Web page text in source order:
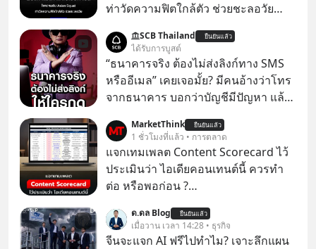
ท่าวัดความฟิตใกล้ตัว ช่วยชะลอวัย
ต่างชาติที่พยายามทำ “Asian Squat”
หรือการนั่งยองแบบคนเอเชีย แต่สุดท้าย
ก็เสียการทรงตัว ล้มหงายหลัง หรือไม่ก็
ต้องยกส้นเท้าขึ้น เพราะไม่สามารถนั่ง
SCB Thailand ยืนยันแล้ว
ได้รับการบูสต์
“ธนาคารจริง ต้องไม่ส่งลิงก์ทาง SMS
หรืออีเมล” เคยเจอมั้ย? มีคนอ้างว่าโทร
จากธนาคาร บอกว่าบัญชีมีปัญหา แล้ว
ทันที มาฟัง “ป้าเก๋าเล่ากลโกง” เพื่อรู้ทัน
มุกหลอกลวงในคราบความน่าเชื่อถือ
กันค่ะ #แก้เกมกลโกง #ป้าเก๋าเล่ากล
โกง #LivesSustainably #อยู่อย่าง
#FraudEducation #FinancialLiteracy
#DigitalBankWithHumanTouch
MarketThink ยืนยันแล้ว
1 ชั่วโมงที่แล้ว • การตลาด
แจกเทมเพลต Content Scorecard ไว้
ประเมินว่า ไอเดียคอนเทนต์นี้ ควรทำ
ต่อ หรือพอก่อน ?
eets/d/1J0ZkTtNLjIWLZaxcK2dVL40i
MZl4127-t4nWawpiK5I/copy
ด.ดล Blog ยืนยันแล้ว
เมื่อวาน เวลา 14:28 • ธุรกิจ
จีนจะแจก AI ฟรีไปทำไม? เจาะลึกแผน